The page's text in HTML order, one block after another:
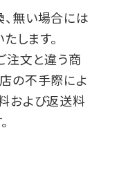
無い場合には
します。
注文と違う商
の不手際によ
および返送料